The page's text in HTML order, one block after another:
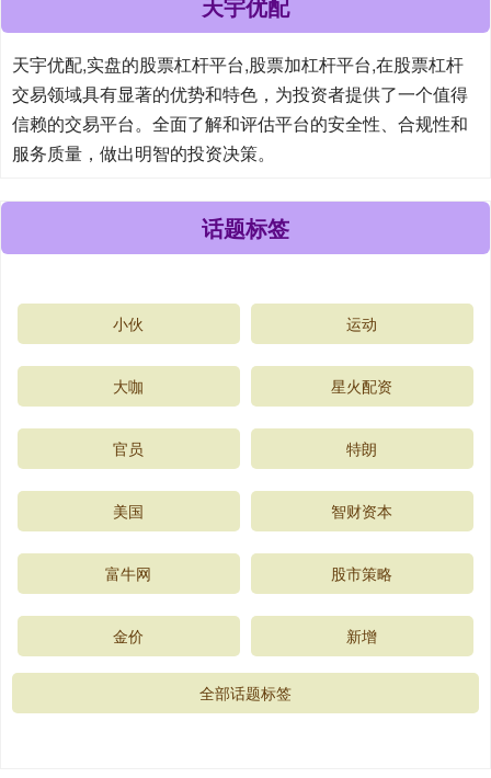
天宇优配,实盘的股票杠杆平台,股票加杠杆平台,在股票杠杆
交易领域具有显著的优势和特色，为投资者提供了一个值得
信赖的交易平台。全面了解和评估平台的安全性、合规性和
服务质量，做出明智的投资决策。
话题标签
小伙 运动
大咖 星火配资
官员 特朗
美国 智财资本
富牛网 股市策略
金价 新增
全部话题标签